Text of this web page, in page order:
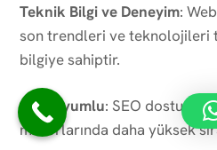
Teknik Bilgi ve Deneyim:
son trendleri ve teknolojileri
bilgiye sahiptir.
SEO Uyumlu: SEO dostu
motorlarında daha yüksek